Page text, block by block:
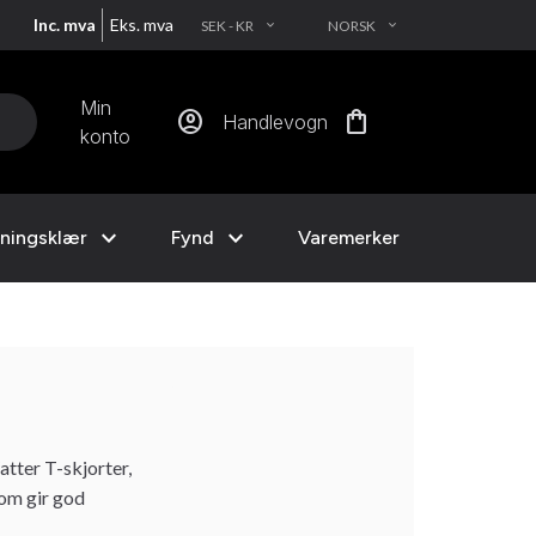
Inc. mva Eks. mva SEK - KR EXPAND_MORE NORSK EXPAND_MORE
Min
konto
account_circle Handlevogn shopping_bag
expand_more Fynd expand_more Varemerker
T-skjorter,
gir god